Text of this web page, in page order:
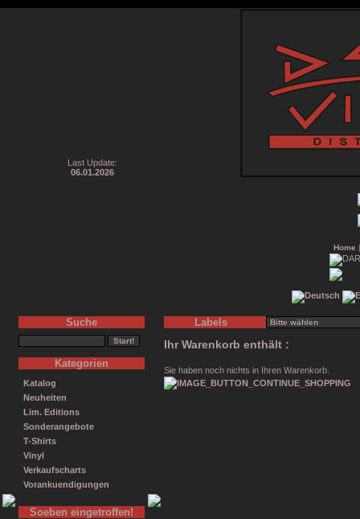
Last Update:
06.01.2026
Home
Suche
Kategorien
Katalog
Neuheiten
Lim. Editions
Sonderangebote
T-Shirts
Vinyl
Verkaufscharts
Vorankuendigungen
Soeben eingetroffen!
Labels
Ihr Warenkorb enthält :
Sie haben noch nichts in Ihren Warenkorb.